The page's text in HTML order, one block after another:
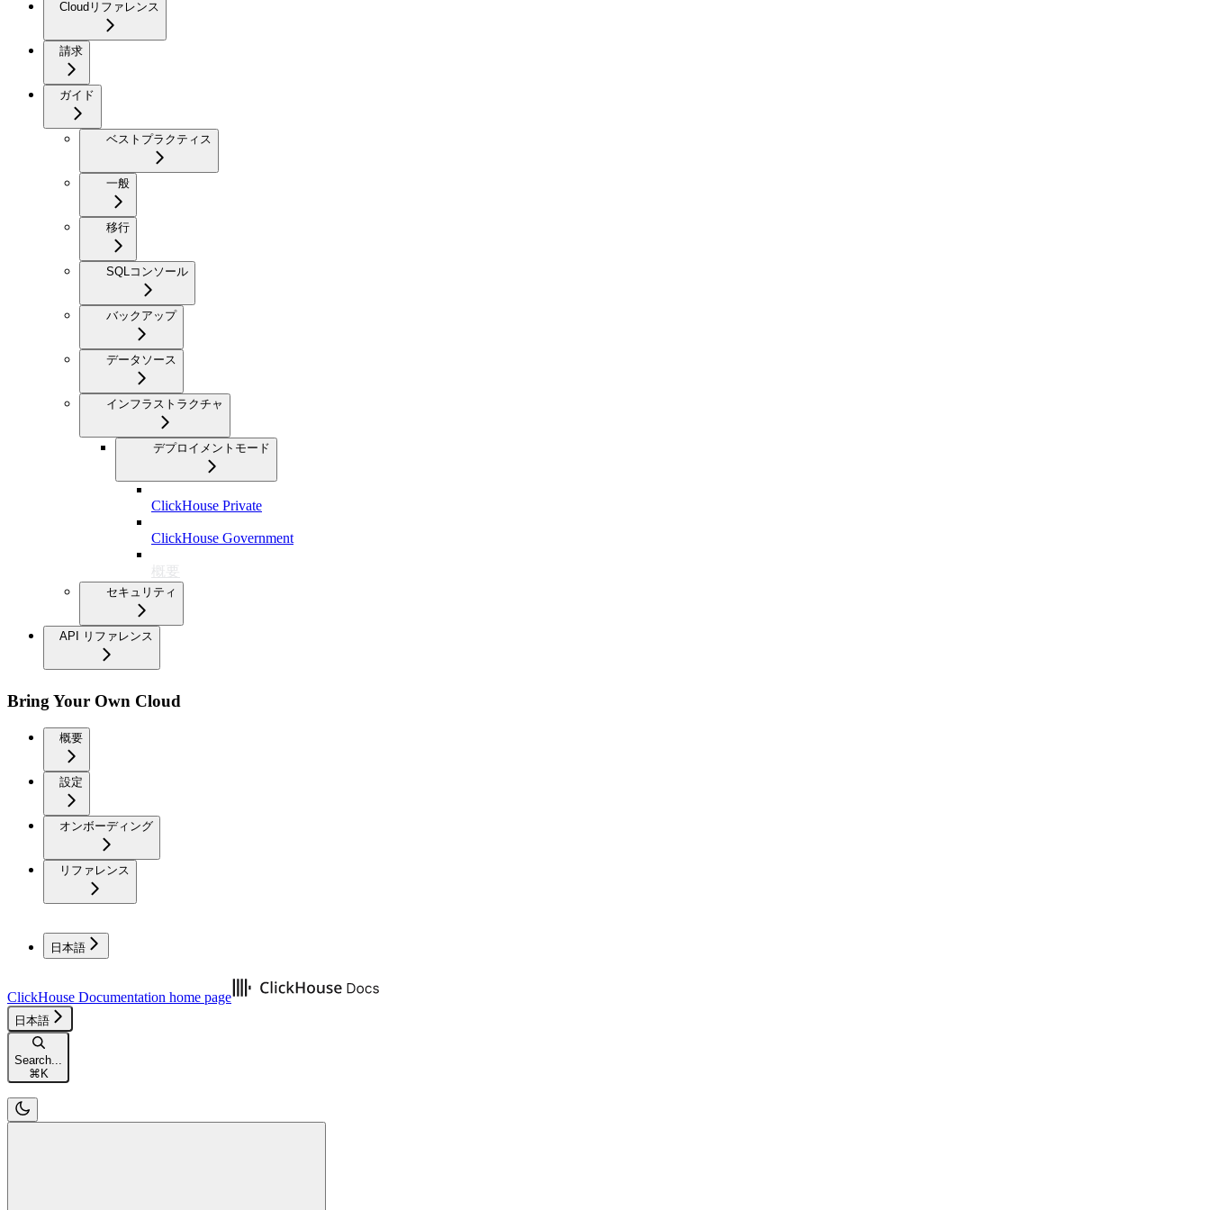
Cloudリファレンス
請求
ガイド
ベストプラクティス
一般
移行
SQLコンソール
バックアップ
データソース
インフラストラクチャ
デプロイメントモード
ClickHouse Private
ClickHouse Government
概要
セキュリティ
API リファレンス
Bring Your Own Cloud
概要
設定
オンボーディング
リファレンス
日本語
ClickHouse Documentation home page
日本語
Search...
⌘ K